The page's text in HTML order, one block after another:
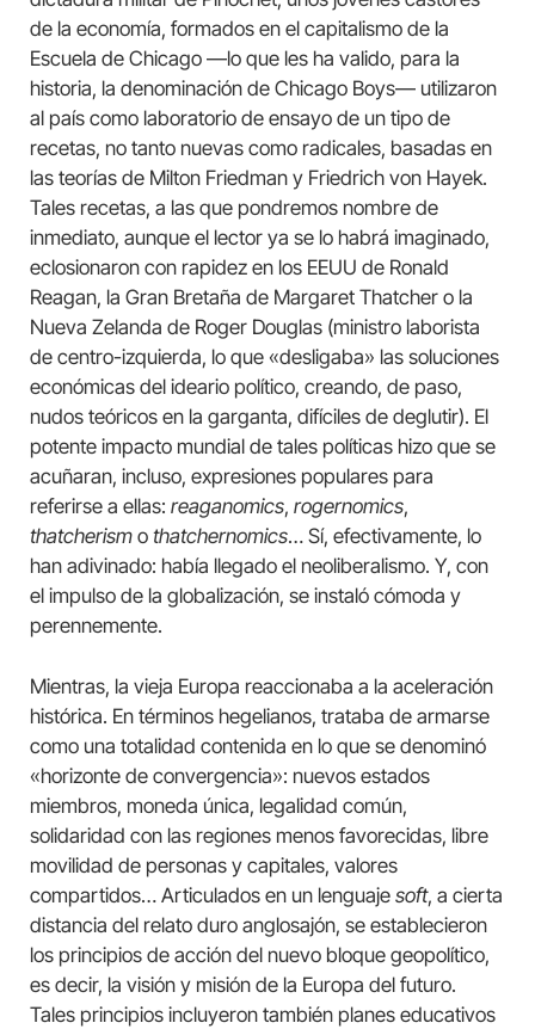
de la economía, formados en el capitalismo de la
Escuela de Chicago —lo que les ha valido, para la
historia, la denominación de Chicago Boys— utilizaron
al país como laboratorio de ensayo de un tipo de
recetas, no tanto nuevas como radicales, basadas en
las teorías de Milton Friedman y Friedrich von Hayek.
Tales recetas, a las que pondremos nombre de
inmediato, aunque el lector ya se lo habrá imaginado,
eclosionaron con rapidez en los EEUU de Ronald
Reagan, la Gran Bretaña de Margaret Thatcher o la
Nueva Zelanda de Roger Douglas (ministro laborista
de centro-izquierda, lo que «desligaba» las soluciones
económicas del ideario político, creando, de paso,
nudos teóricos en la garganta, difíciles de deglutir). El
potente impacto mundial de tales políticas hizo que se
acuñaran, incluso, expresiones populares para
referirse a ellas: reaganomics, rogernomics,
thatcherism o thatchernomics… Sí, efectivamente, lo
han adivinado: había llegado el neoliberalismo. Y, con
el impulso de la globalización, se instaló cómoda y
perennemente.
Mientras, la vieja Europa reaccionaba a la aceleración
histórica. En términos hegelianos, trataba de armarse
como una totalidad contenida en lo que se denominó
«horizonte de convergencia»: nuevos estados
miembros, moneda única, legalidad común,
solidaridad con las regiones menos favorecidas, libre
movilidad de personas y capitales, valores
compartidos… Articulados en un lenguaje soft, a cierta
distancia del relato duro anglosajón, se establecieron
los principios de acción del nuevo bloque geopolítico,
es decir, la visión y misión de la Europa del futuro.
Tales principios incluyeron también planes educativos